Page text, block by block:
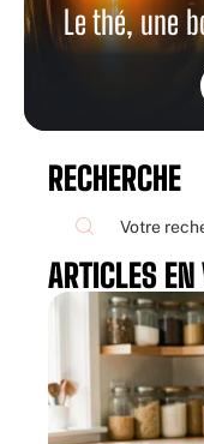
Le thé, une
RECHERCHE
ARTICLES EN